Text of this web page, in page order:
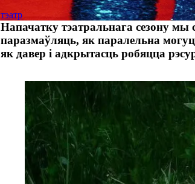
тэатр
Напачатку тэатральнага сезону мы
паразмаўляць, як паралельна
як давер і адкрытасць робяцца